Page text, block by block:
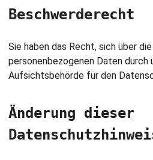
Beschwerderecht
Sie haben das Recht, sich über
personenbezogenen Daten durch
Aufsichtsbehörde für den
Änderung dieser